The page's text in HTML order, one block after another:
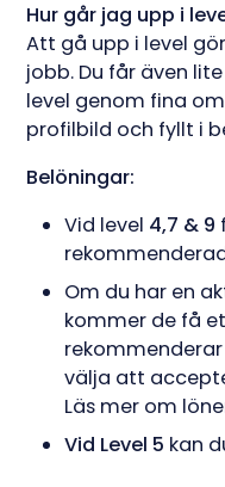
Hur går jag upp i
Att gå upp i level
jobb. Du får även
level genom fina
profilbild och fyllt i
Belöningar:
Vid level 4,7 & 9
Om du har en
kommer de få
rekommenderar
välja att
Läs mer om
Vid Level 5 kan